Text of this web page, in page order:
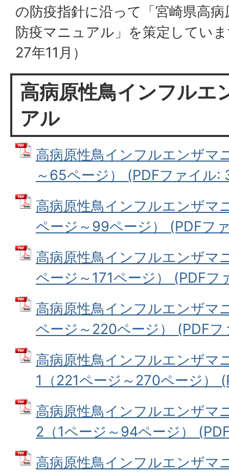
の防疫指針に沿って「宮崎県高
防疫マニュアル」を策定してい
27年11月）
高病原性鳥インフルエ
アル
高病原性鳥インフルエンザマ
～65ページ） (PDFファイル:
高病原性鳥インフルエンザマ
ページ～99ページ） (PDFフ
高病原性鳥インフルエンザマ
ページ～171ページ） (PDFフ
高病原性鳥インフルエンザマ
ページ～220ページ） (PDFフ
高病原性鳥インフルエンザマ
1（221ページ～270ページ）
高病原性鳥インフルエンザマ
2（1ページ～94ページ）
高病原性鳥インフルエンザマ